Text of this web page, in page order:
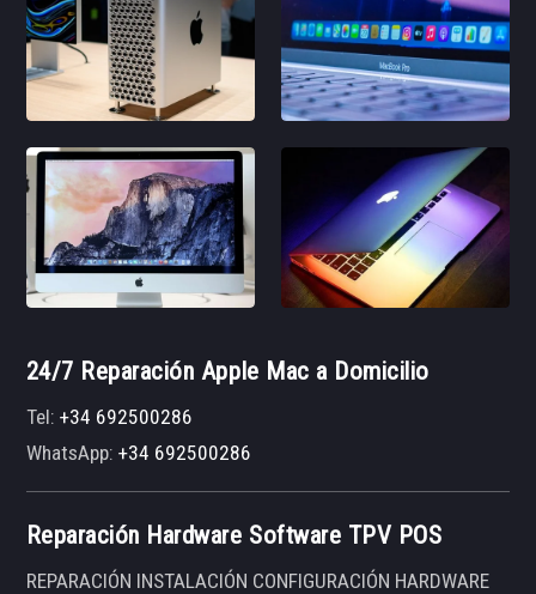
24/7 Reparación Apple Mac a Domicilio
Tel:+34 692500286
WhatsApp:+34 692500286
Reparación Hardware Software TPV POS
REPARACIÓN INSTALACIÓN CONFIGURACIÓN HARDWARE